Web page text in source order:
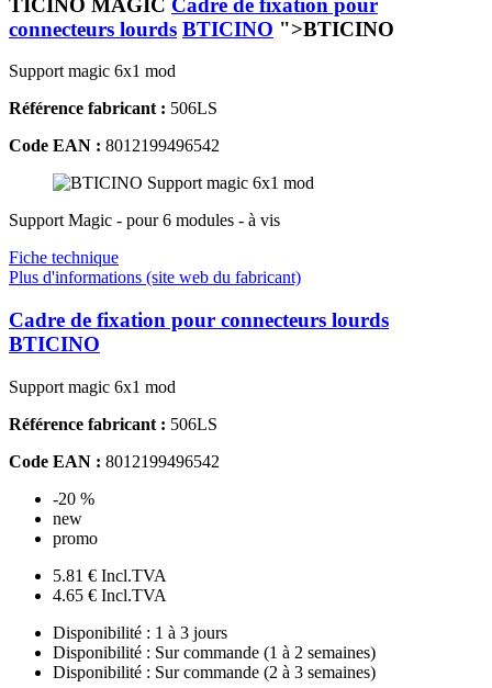
connecteurs lourds BTICINO ">BTICINO
Support magic 6x1 mod
Référence fabricant : 506LS
Code EAN : 8012199496542
Support Magic - pour 6 modules - à vis
Fiche technique
Plus d'informations (site web du fabricant)
Cadre de fixation pour connecteurs lourds
BTICINO
Support magic 6x1 mod
Référence fabricant : 506LS
Code EAN : 8012199496542
-20 %
new
promo
5.81 € Incl.TVA
4.65 € Incl.TVA
Disponibilité : 1 à 3 jours
Disponibilité : Sur commande (1 à 2 semaines)
Disponibilité : Sur commande (2 à 3 semaines)